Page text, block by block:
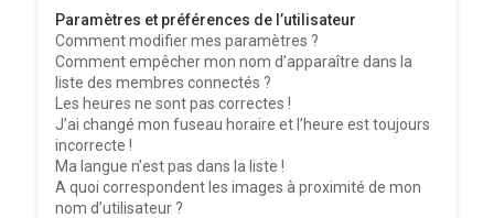
Paramètres et préférences de l’utilisateur
Comment modifier mes paramètres ?
Comment empêcher mon nom d’apparaître dans la
liste des membres connectés ?
Les heures ne sont pas correctes !
J’ai changé mon fuseau horaire et l’heure est toujours
incorrecte !
Ma langue n’est pas dans la liste !
A quoi correspondent les images à proximité de mon
nom d’utilisateur ?